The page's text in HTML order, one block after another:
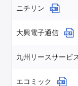
ニチリン
大興電子通信
九州リースサービ
エコミック